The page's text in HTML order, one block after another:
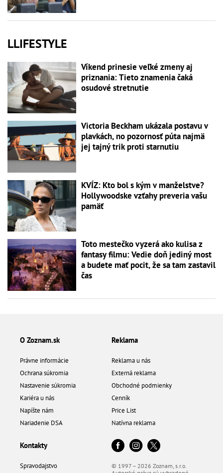
LLIFESTYLE
Víkend prinesie veľké zmeny aj
priznania: Tieto znamenia čaká
osudové stretnutie
Victoria Beckham ukázala postavu v
plavkách, no pozornosť púta najmä
jej tajný trik proti starnutiu
KVÍZ: Kto bol s kým v manželstve?
Hollywoodske vzťahy preveria vašu
pamäť
Toto mestečko vyzerá ako kulisa z
fantasy filmu: Vedie doň jediný most
a budete mať pocit, že sa tam zastavil
čas
O Zoznam.sk
Právne informácie
Ochrana súkromia
Nastavenie súkromia
Kariéra u nás
Napíšte nám
Nariadenie DSA
Reklama
Reklama u nás
Externá reklama
Obchodné podmienky
Cenník
Price List
Natívna reklama
Kontakty
Spravodajstvo © 1997 – 2026 Zoznam, s.r.o.